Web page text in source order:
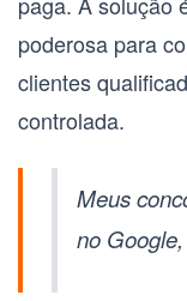
poderosa para
clientes
controlada.
Meus
no